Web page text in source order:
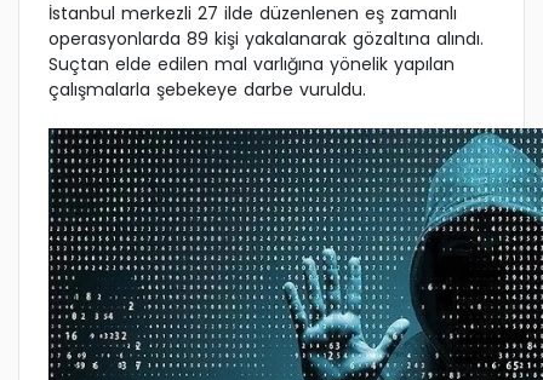
İstanbul merkezli 27 ilde düzenlenen eş zamanlı
operasyonlarda 89 kişi yakalanarak gözaltına alındı.
Suçtan elde edilen mal varlığına yönelik yapılan
çalışmalarla şebekeye darbe vuruldu.